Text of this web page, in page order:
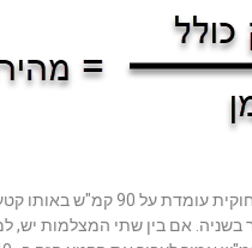
לדוגמה, אם המהירות